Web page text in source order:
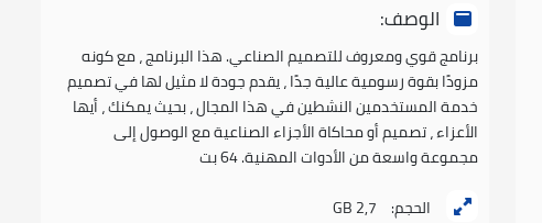
الوصف:
برنامج قوي ومعروف للتصميم الصناعي. هذا البرنامج ، مع كونه
مزودًا بقوة رسومية عالية جدًا ، يقدم جودة لا مثيل لها في تصميم
خدمة المستخدمين النشطين في هذا المجال ، بحيث يمكنك ، أيها
الأعزاء ، تصميم أو محاكاة الأجزاء الصناعية مع الوصول إلى
مجموعة واسعة من الأدوات المهنية. 64 بت
الحجم: 2,7 GB